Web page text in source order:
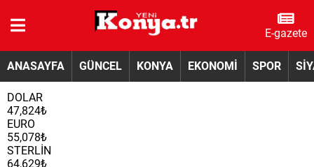
E-gazete
ANASAYFA GÜNCEL KONYA EKONOMİ SPOR
DOLAR
47,824₺
EURO
55,078₺
STERLİN
64,629₺